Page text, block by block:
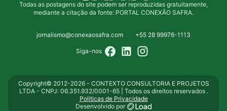
Todas as postagens do site podem ser reproduzidas gratuitamente,
mediante a citação da fonte: PORTAL CONEXÃO SAFRA.
jornalismo@conexaosafra.com +55 28 99976-1113
Siga-nos
Copyright© 2012-2026 - CONTEXTO CONSULTORIA E PROJETOS
LTDA - CNPJ: 06.351.932/0001-65 | Todos os direitos reservados .
Políticas de Privacidade
Desenvolvido por